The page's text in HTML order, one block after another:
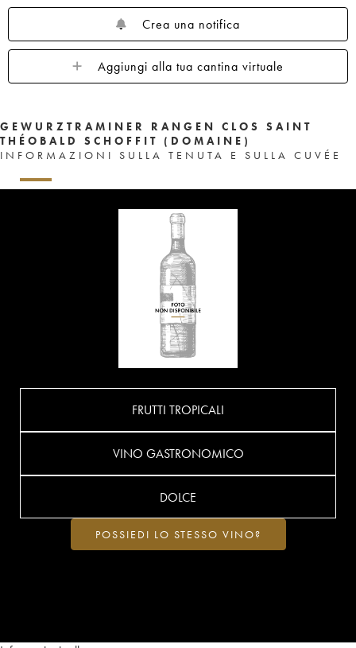
Crea una notifica
Aggiungi alla tua cantina virtuale
GEWURZTRAMINER RANGEN CLOS SAINT
THÉOBALD SCHOFFIT (DOMAINE)
INFORMAZIONI SULLA TENUTA E SULLA CUVÉE
FRUTTI TROPICALI
VINO GASTRONOMICO
DOLCE
POSSIEDI LO STESSO VINO?